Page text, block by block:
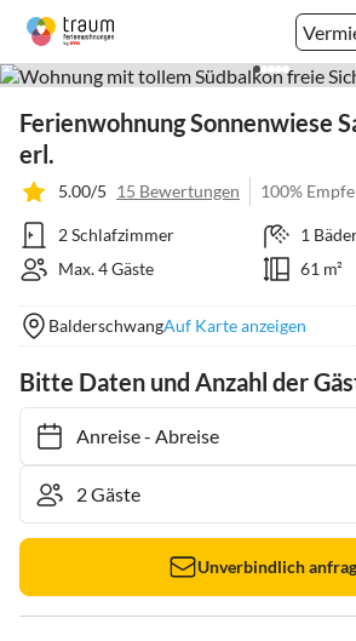
Ferienwohnung Sonnenwiese
erl.
5.00/5 15 Bewertungen 100%
2 Schlafzimmer
1
Max. 4 Gäste
61 m²
BalderschwangAuf Karte anzeigen
Bitte Daten und Anzahl der
Anreise- Abreise
Unverbindlich